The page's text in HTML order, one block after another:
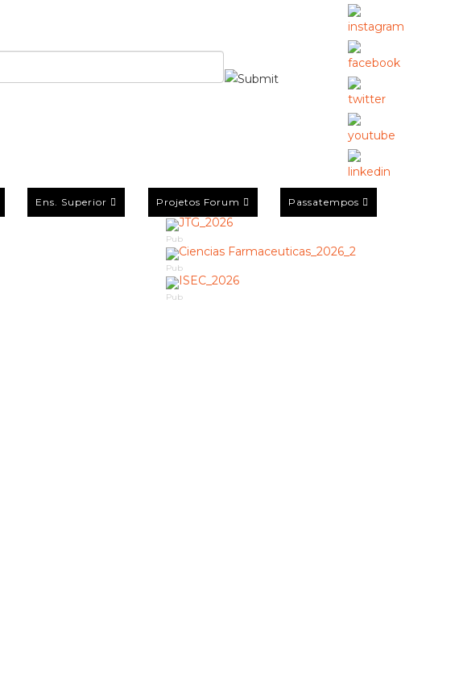
Ens. Superior Projetos Forum Passatempos
Pub
Pub
Pub